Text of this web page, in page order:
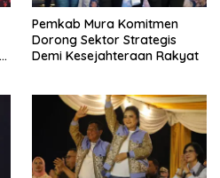
Pemkab Mura Komitmen
Dorong Sektor Strategis
Demi Kesejahteraan Rakyat